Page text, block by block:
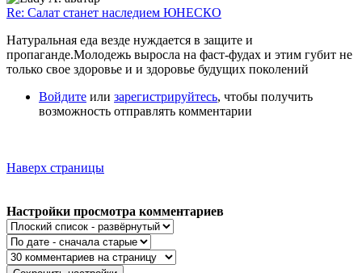
Re: Салат станет наследием ЮНЕСКО
Натуральная еда везде нуждается в защите и
пропаганде.Молодежь выросла на фаст-фудах и этим губит не
только свое здоровье и и здоровье будущих поколений
Войдите или зарегистрируйтесь, чтобы получить
возможность отправлять комментарии
Наверх страницы
Настройки просмотра комментариев